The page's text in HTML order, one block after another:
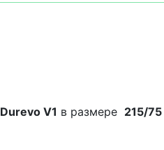
Durevo V1 в размере 215/75